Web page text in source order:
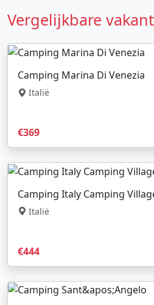
Vergelijkbare
Camping Marina Di Venezia
Italië
€369
Camping Italy Camping
Italië
€444